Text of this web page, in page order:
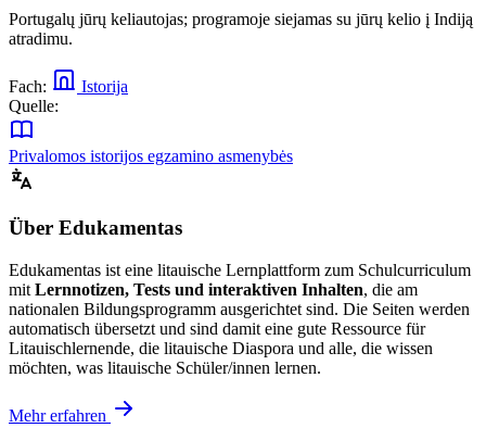
Portugalų jūrų keliautojas; programoje siejamas su jūrų kelio į Indiją
atradimu.
Fach:
Istorija
Quelle:
Privalomos istorijos egzamino asmenybės
Über Edukamentas
Edukamentas ist eine litauische Lernplattform zum Schulcurriculum
mit Lernnotizen, Tests und interaktiven Inhalten, die am
nationalen Bildungsprogramm ausgerichtet sind. Die Seiten werden
automatisch übersetzt und sind damit eine gute Ressource für
Litauischlernende, die litauische Diaspora und alle, die wissen
möchten, was litauische Schüler/innen lernen.
Mehr erfahren